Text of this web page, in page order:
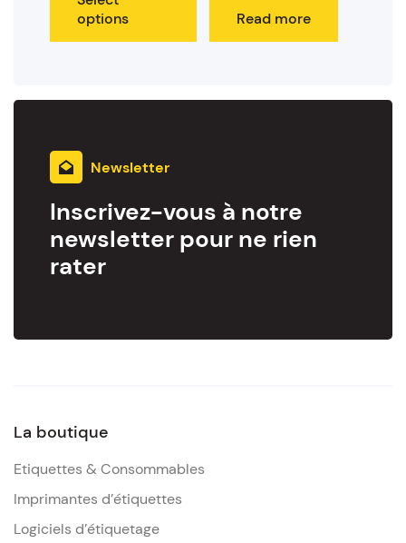
options
Read more
Newsletter
Inscrivez-vous à notre
newsletter pour ne rien
rater
La boutique
Etiquettes & Consommables
Imprimantes d’étiquettes
Logiciels d’étiquetage